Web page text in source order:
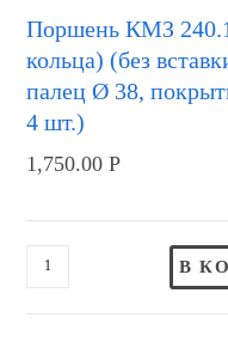
Поршень КМЗ
кольца) (без
палец Ø 38,
4 шт.)
1,750.00Р
В